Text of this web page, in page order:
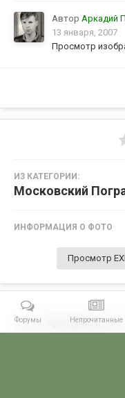
Автор Аркадий П
13 января, 2007
Просмотр
ИЗ КАТЕГОРИИ:
Московский
ИНФОРМАЦИЯ О ФОТО
Просмотр
Поделиться
Форумы Непрочитанные